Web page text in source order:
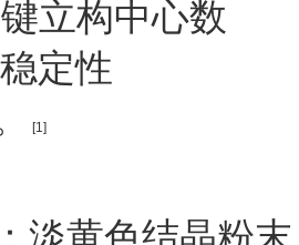
立构中心数
定性
[1]
淡黄色结晶粉末